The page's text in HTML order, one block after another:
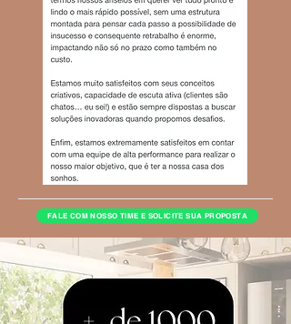
FALE COM NOSSO TIME E SOLICITE SUA PROPOSTA